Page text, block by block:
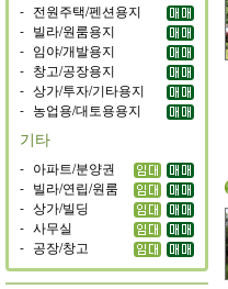
- 전원주택/펜션용지
- 빌라/원룸용지
- 임야/개발용지
- 창고/공장용지
- 상가/투자/기타용지
- 농업용/대토용용지
기타
- 아파트/분양권
- 빌라/연립/원룸
- 상가/빌딩
- 사무실
- 공장/창고